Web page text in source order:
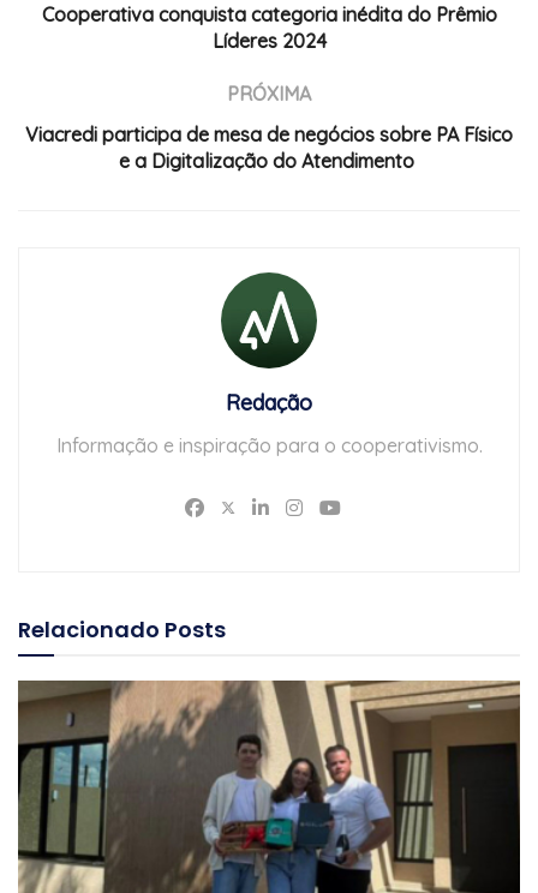
Cooperativa conquista categoria inédita do Prêmio
Líderes 2024
PRÓXIMA
Viacredi participa de mesa de negócios sobre PA Físico
e a Digitalização do Atendimento
Redação
Informação e inspiração para o cooperativismo.
Relacionado Posts